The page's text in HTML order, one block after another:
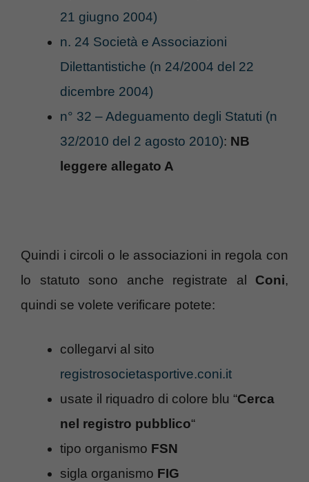
21 giugno 2004)
n. 24 Società e Associazioni
Dilettantistiche (n 24/2004 del 22
dicembre 2004)
n° 32 – Adeguamento degli Statuti (n
32/2010 del 2 agosto 2010): NB
leggere allegato A
Quindi i circoli o le associazioni in regola con
lo statuto sono anche registrate al Coni,
quindi se volete verificare potete:
collegarvi al sito
registrosocietasportive.coni.it
usate il riquadro di colore blu “Cerca
nel registro pubblico“
tipo organismo FSN
sigla organismo FIG